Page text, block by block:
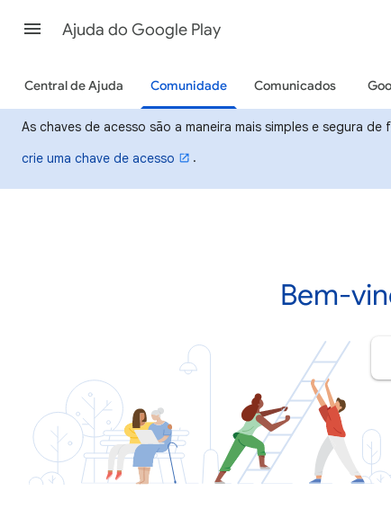
Ajuda do Google Play
Central de Ajuda Comunidade Comunicados
As chaves de acesso são a maneira mais simples e segura
crie uma chave de acesso
.
Bem-